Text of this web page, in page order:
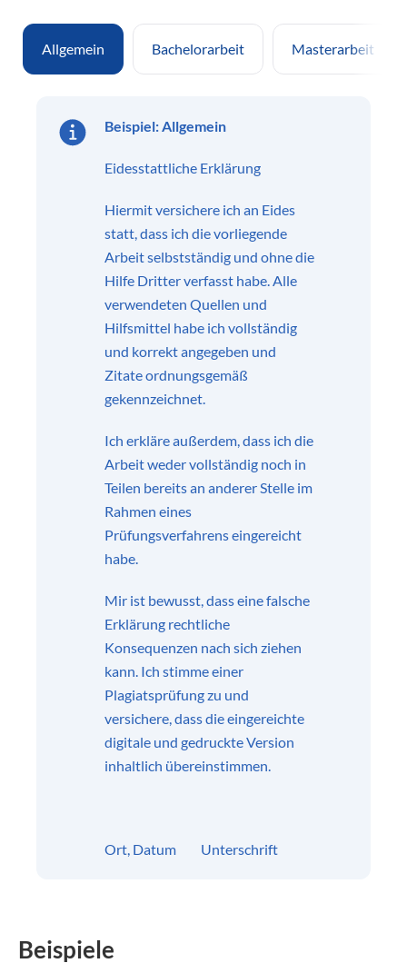
Allgemein Bachelorarbeit Masterarbeit
Beispiel: Allgemein
Eidesstattliche Erklärung
Hiermit versichere ich an Eides
statt, dass ich die vorliegende
Arbeit selbstständig und ohne die
Hilfe Dritter verfasst habe. Alle
verwendeten Quellen und
Hilfsmittel habe ich vollständig
und korrekt angegeben und
Zitate ordnungsgemäß
gekennzeichnet.
Ich erkläre außerdem, dass ich die
Arbeit weder vollständig noch in
Teilen bereits an anderer Stelle im
Rahmen eines
Prüfungsverfahrens eingereicht
habe.
Mir ist bewusst, dass eine falsche
Erklärung rechtliche
Konsequenzen nach sich ziehen
kann. Ich stimme einer
Plagiatsprüfung zu und
versichere, dass die eingereichte
digitale und gedruckte Version
inhaltlich übereinstimmen.
Ort, Datum Unterschrift
Beispiele